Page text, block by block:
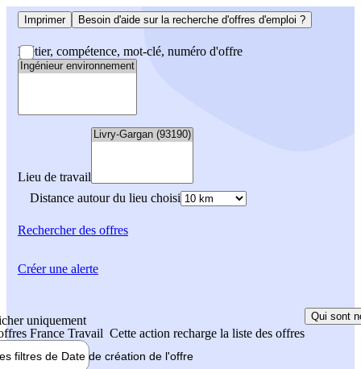
Imprimer Besoin d'aide sur la recherche d'offres d'emploi ?
Métier, compétence, mot-clé, numéro d'offre
Lieu de travail
Distance autour du lieu choisi
Rechercherdes offres
uniquement
France Travail Cette action recharge la liste des offres
Qui sont
filtres de Date de création de l'offre
Créer une alerte